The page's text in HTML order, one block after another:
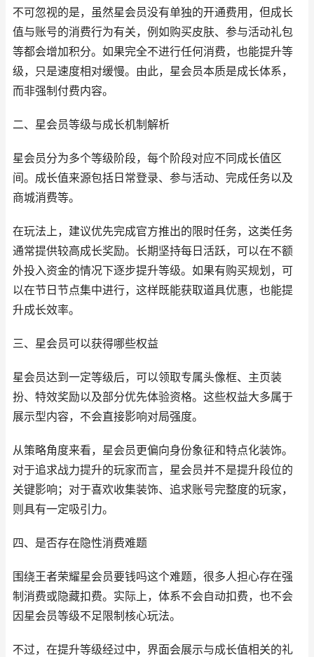
不可忽视的是，虽然星会员没有单独的开通费用，但成长
值与账号的消费行为有关，例如购买皮肤、参与活动礼包
等都会增加积分。如果完全不进行任何消费，也能提升等
级，只是速度相对缓慢。由此，星会员本质是成长体系，
而非强制付费内容。
二、星会员等级与成长机制解析
星会员分为多个等级阶段，每个阶段对应不同成长值区
间。成长值来源包括日常登录、参与活动、完成任务以及
商城消费等。
在玩法上，建议优先完成官方推出的限时任务，这类任务
通常提供较高成长奖励。长期坚持每日活跃，可以在不额
外投入资金的情况下逐步提升等级。如果有购买规划，可
以在节日节点集中进行，这样既能获取道具优惠，也能提
升成长效率。
三、星会员可以获得哪些权益
星会员达到一定等级后，可以领取专属头像框、主页装
扮、特效奖励以及部分优先体验资格。这些权益大多属于
展示型内容，不会直接影响对局强度。
从策略角度来看，星会员更偏向身份象征和特点化装饰。
对于追求战力提升的玩家而言，星会员并不是提升段位的
关键影响；对于喜欢收集装饰、追求账号完整度的玩家，
则具有一定吸引力。
四、是否存在隐性消费难题
围绕王者荣耀星会员要钱吗这个难题，很多人担心存在强
制消费或隐藏扣费。实际上，体系不会自动扣费，也不会
因星会员等级不足限制核心玩法。
不过，在提升等级经过中，界面会展示与成长值相关的礼